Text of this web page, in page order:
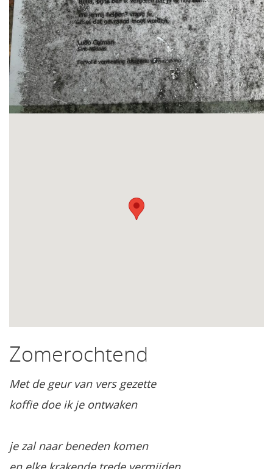
Zomerochtend
Met de geur van vers gezette
koffie doe ik je ontwaken
je zal naar beneden komen